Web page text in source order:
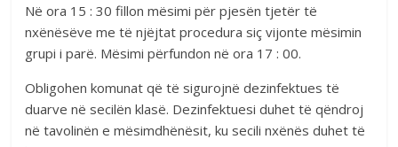
Në ora 15 : 30 fillon mësimi për pjesën tjetër të
nxënësëve me të njëjtat procedura siç vijonte mësimin
grupi i parë. Mësimi përfundon në ora 17 : 00.
Obligohen komunat që të sigurojnë dezinfektues të
duarve në secilën klasë. Dezinfektuesi duhet të qëndroj
në tavolinën e mësimdhënësit, ku secili nxënës duhet të